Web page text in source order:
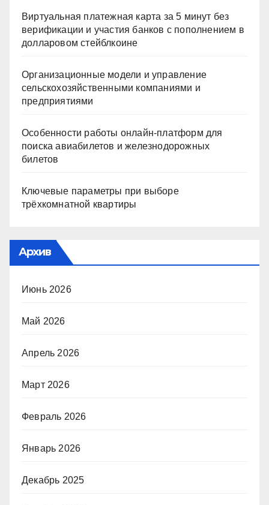
Виртуальная платежная карта за 5 минут без
верификации и участия банков с пополнением в
долларовом стейблкоине
Организационные модели и управление
сельскохозяйственными компаниями и
предприятиями
Особенности работы онлайн-платформ для
поиска авиабилетов и железнодорожных
билетов
Ключевые параметры при выборе
трёхкомнатной квартиры
Архив
Июнь 2026
Май 2026
Апрель 2026
Март 2026
Февраль 2026
Январь 2026
Декабрь 2025